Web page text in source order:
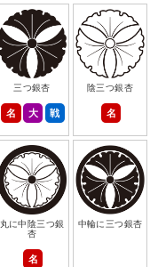
三つ銀杏
名 大 戦
陰三つ銀杏
名
丸に中陰三つ銀
杏
名
中輪に三つ銀杏